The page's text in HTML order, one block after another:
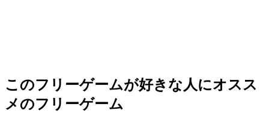
このフリーゲームが好きな人にオスス
メのフリーゲーム